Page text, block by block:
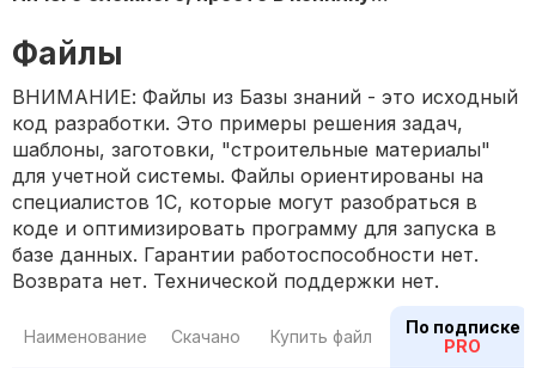
Файлы
ВНИМАНИЕ: Файлы из Базы знаний - это исходный
код разработки. Это примеры решения задач,
шаблоны, заготовки, "строительные материалы"
для учетной системы. Файлы ориентированы на
специалистов 1С, которые могут разобраться в
коде и оптимизировать программу для запуска в
базе данных. Гарантии работоспособности нет.
Возврата нет. Технической поддержки нет.
Наименование Скачано Купить файл
По подписке
PRO